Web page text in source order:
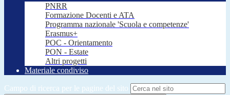
PNRR
Formazione Docenti e ATA
Programma nazionale 'Scuola e competenze'
Erasmus+
POC - Orientamento
PON - Estate
Altri progetti
Materiale condiviso
Campo di ricerca per le pagine del sito